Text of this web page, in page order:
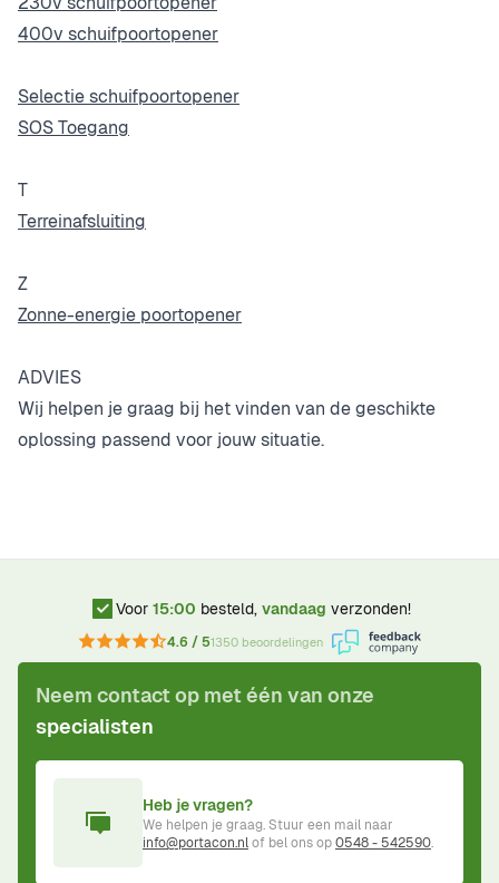
400v schuifpoortopener
Selectie schuifpoortopener
SOS Toegang
T
Terreinafsluiting
Z
Zonne-energie poortopener
ADVIES
Wij helpen je graag bij het vinden van de geschikte
oplossing passend voor jouw situatie.
Voor 15:00 besteld, vandaag verzonden!
4.6 / 51350 beoordelingen
Neem contact op met één van onze
specialisten
Heb je vragen?
We helpen je graag. Stuur een mail naar
info@portacon.nlof bel ons op0548 - 542590.